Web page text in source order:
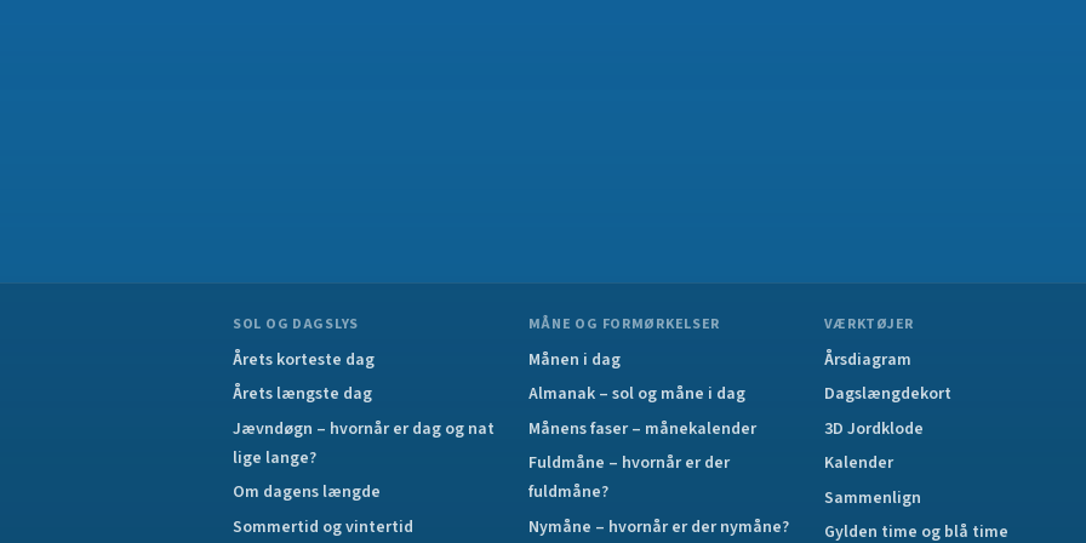
SOL OG DAGSLYS
Årets korteste dag
Årets længste dag
Jævndøgn – hvornår er dag og nat
lige lange?
Om dagens længde
Sommertid og vintertid
MÅNE OG FORMØRKELSER
Månen i dag
Almanak – sol og måne i dag
Månens faser – månekalender
Fuldmåne – hvornår er der
fuldmåne?
Nymåne – hvornår er der nymåne?
VÆRKTØJER
Årsdiagram
Dagslængdekort
3D Jordklode
Kalender
Sammenlign
Gylden time og blå time